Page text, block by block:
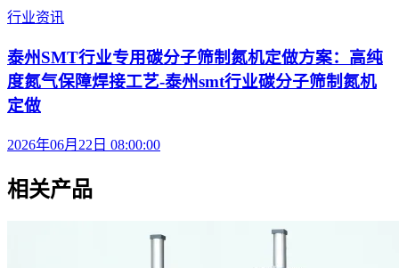
行业资讯
泰州SMT行业专用碳分子筛制氮机定做方案：高纯
度氮气保障焊接工艺-泰州smt行业碳分子筛制氮机
定做
2026年06月22日 08:00:00
相关产品